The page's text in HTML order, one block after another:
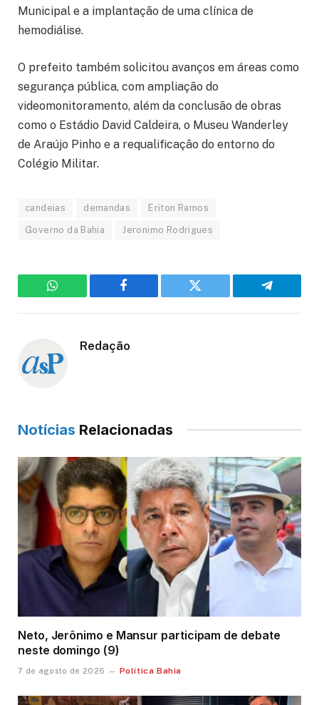
Municipal e a implantação de uma clínica de
hemodiálise.
O prefeito também solicitou avanços em áreas como
segurança pública, com ampliação do
videomonitoramento, além da conclusão de obras
como o Estádio David Caldeira, o Museu Wanderley
de Araújo Pinho e a requalificação do entorno do
Colégio Militar.
candeias demandas Eriton Ramos
Governo da Bahia Jeronimo Rodrigues
WhatsApp Facebook Twitter Telegram
Redação
Notícias Relacionadas
Neto, Jerônimo e Mansur participam de debate
neste domingo (9)
7 de agosto de 2026 Política Bahia